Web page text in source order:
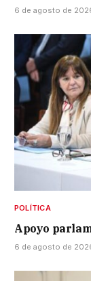
6 de agosto de
POLÍTICA
Apoyo
6 de agosto de